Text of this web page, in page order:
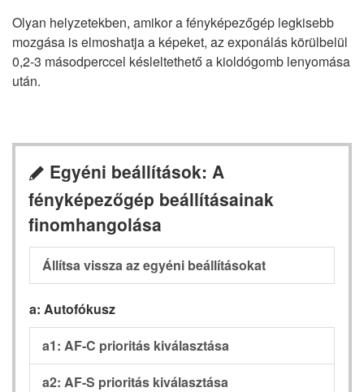
Olyan helyzetekben, amikor a fényképezőgép legkisebb
mozgása is elmoshatja a képeket, az exponálás körülbelül
0,2-3 másodperccel késleltethető a kioldógomb lenyomása
után.
A Egyéni beállítások: A
fényképezőgép beállításainak
finomhangolása
Állítsa vissza az egyéni beállításokat
a: Autofókusz
a1: AF-C prioritás kiválasztása
a2: AF-S prioritás kiválasztása